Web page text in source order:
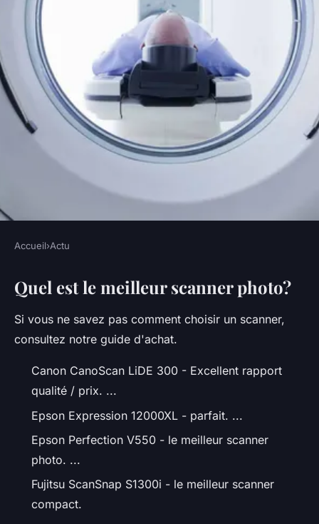
Où Peut-on scanner des
photos ?
•5 octobre 2022• 2 min de lecture
Accueil›Actu
Quel est le meilleur scanner photo?
Si vous ne savez pas comment choisir un scanner,
consultez notre guide d'achat.
Canon CanoScan LiDE 300 - Excellent rapport
qualité / prix. ...
Epson Expression 12000XL - parfait. ...
Epson Perfection V550 - le meilleur scanner
photo. ...
Fujitsu ScanSnap S1300i - le meilleur scanner
compact.